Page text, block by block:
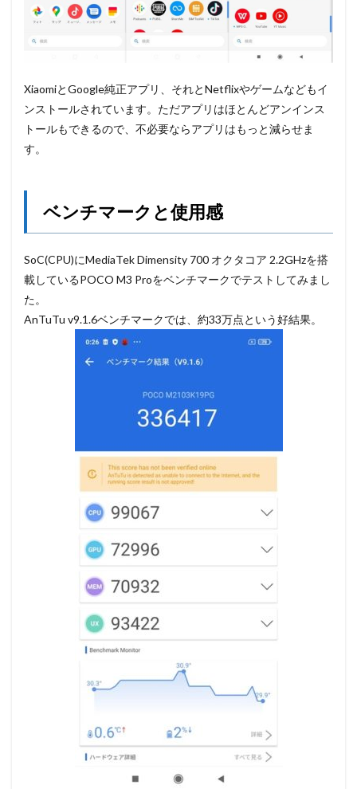
XiaomiとGoogle純正アプリ、それとNetflixやゲームなどもイ
ンストールされています。ただアプリはほとんどアンインス
トールもできるので、不必要ならアプリはもっと減らせま
す。
ベンチマークと使用感
SoC(CPU)にMediaTek Dimensity 700 オクタコア 2.2GHzを搭
載しているPOCO M3 Proをベンチマークでテストしてみまし
た。
AnTuTu v9.1.6ベンチマークでは、約33万点という好結果。